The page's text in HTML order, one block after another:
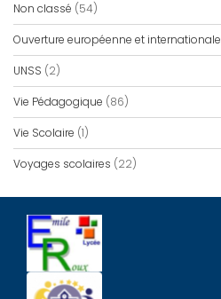
Non classé (54)
Ouverture européenne et internationale
UNSS (2)
Vie Pédagogique (86)
Vie Scolaire (1)
Voyages scolaires (22)